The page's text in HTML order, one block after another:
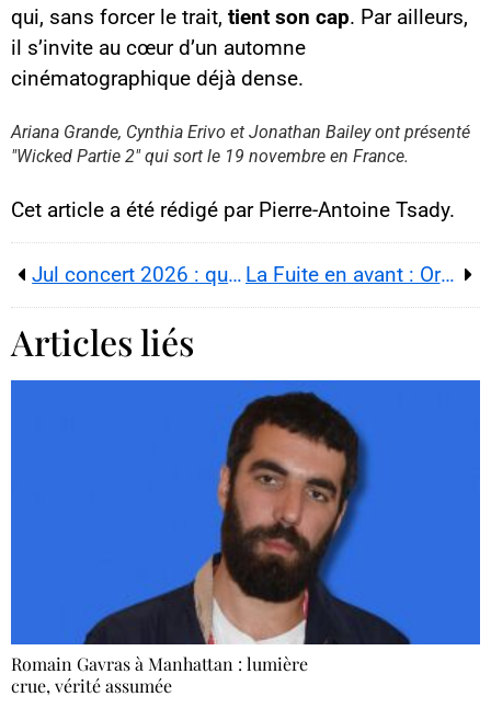
qui, sans forcer le trait, tient son cap. Par ailleurs,
il s’invite au cœur d’un automne
cinématographique déjà dense.
Contenu YouTube
Charger
acceptez d’être suivi par
Cette image est hébergée par
contenu / YouTube.
Ariana Grande, Cynthia Erivo et Jonathan Bailey ont présenté
"Wicked Partie 2" qui sort le 19 novembre en France.
Cet article a été rédigé par Pierre-Antoine Tsady.
Jul concert 2026 : quatre soirs géants entre Stade de France et Orange Vélodrome La Fuite en avant : Orelsan dégaine 17 raisons d’écouter
Articles liés
Romain Gavras à Manhattan : lumière
crue, vérité assumée